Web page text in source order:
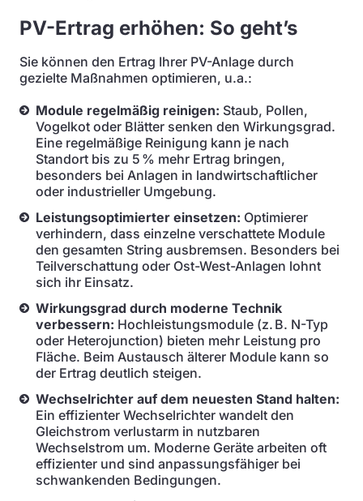
PV-Ertrag erhöhen: So geht’s
Sie können den Ertrag Ihrer PV-Anlage durch
gezielte Maßnahmen optimieren, u.a.:
Module regelmäßig reinigen: Staub, Pollen,
Vogelkot oder Blätter senken den Wirkungsgrad.
Eine regelmäßige Reinigung kann je nach
Standort bis zu 5 % mehr Ertrag bringen,
besonders bei Anlagen in landwirtschaftlicher
oder industrieller Umgebung.
Leistungsoptimierter einsetzen: Optimierer
verhindern, dass einzelne verschattete Module
den gesamten String ausbremsen. Besonders bei
Teilverschattung oder Ost-West-Anlagen lohnt
sich ihr Einsatz.
Wirkungsgrad durch moderne Technik
verbessern: Hochleistungsmodule (z. B. N-Typ
oder Heterojunction) bieten mehr Leistung pro
Fläche. Beim Austausch älterer Module kann so
der Ertrag deutlich steigen.
Wechselrichter auf dem neuesten Stand halten:
Ein effizienter Wechselrichter wandelt den
Gleichstrom verlustarm in nutzbaren
Wechselstrom um. Moderne Geräte arbeiten oft
effizienter und sind anpassungsfähiger bei
schwankenden Bedingungen.